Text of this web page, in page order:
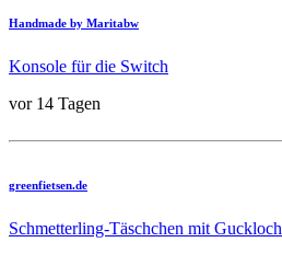
Handmade by Maritabw
Konsole für die Switch
vor 14 Tagen
greenfietsen.de
Schmetterling-Täschchen mit Guckloch